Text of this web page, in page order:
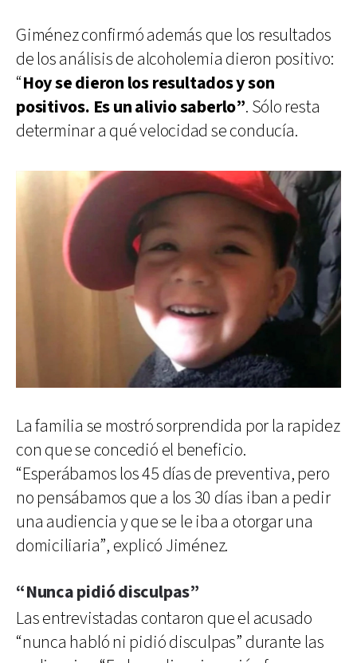
Giménez confirmó además que los resultados
de los análisis de alcoholemia dieron positivo:
“Hoy se dieron los resultados y son
positivos. Es un alivio saberlo”. Sólo resta
determinar a qué velocidad se conducía.
La familia se mostró sorprendida por la rapidez
con que se concedió el beneficio.
“Esperábamos los 45 días de preventiva, pero
no pensábamos que a los 30 días iban a pedir
una audiencia y que se le iba a otorgar una
domiciliaria”, explicó Jiménez.
“Nunca pidió disculpas”
Las entrevistadas contaron que el acusado
“nunca habló ni pidió disculpas” durante las